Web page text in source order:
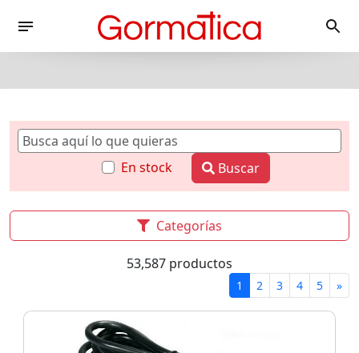
En stock Buscar
Categorías
53,587 productos
1 2 3 4 5 »